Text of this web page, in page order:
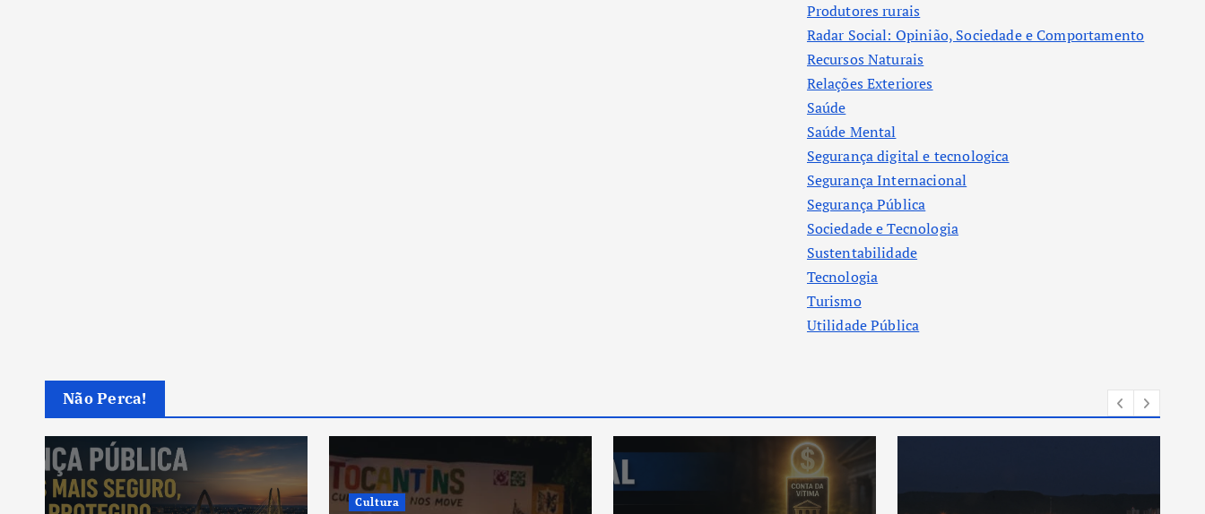
Produtores rurais
Radar Social: Opinião, Sociedade e Comportamento
Recursos Naturais
Relações Exteriores
Saúde
Saúde Mental
Segurança digital e tecnologica
Segurança Internacional
Segurança Pública
Sociedade e Tecnologia
Sustentabilidade
Tecnologia
Turismo
Utilidade Pública
Não Perca!
Cultura